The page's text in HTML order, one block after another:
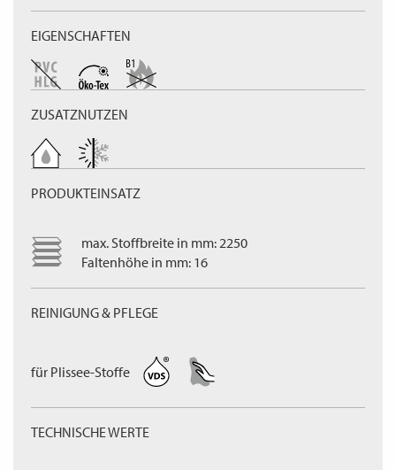
EIGENSCHAFTEN
ZUSATZNUTZEN
PRODUKTEINSATZ
max. Stoffbreite in mm: 2250
Faltenhöhe in mm: 16
REINIGUNG & PFLEGE
für Plissee-Stoffe
TECHNISCHE WERTE